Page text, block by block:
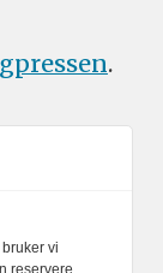
.
vi
reservere